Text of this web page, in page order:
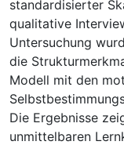
standardisierter
qualitative
Untersuchung
die
Modell mit den
Die Ergebnisse
unmittelbaren